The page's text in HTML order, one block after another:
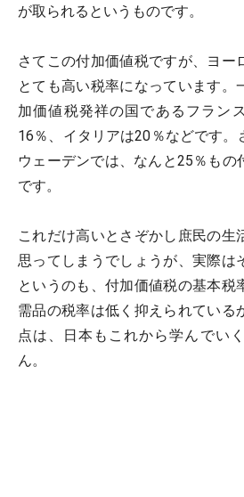
が取られるというものです。
さてこの付加価値税ですが、ヨー
とても高い税率になっています。
加価値税発祥の国であるフラン
16％、イタリアは20％などです。
ウェーデンでは、なんと25％もの
です。
これだけ高いとさぞかし庶民の生
思ってしまうでしょうが、実際は
というのも、付加価値税の基本税
需品の税率は低く抑えられている
点は、日本もこれから学んでい
ん。